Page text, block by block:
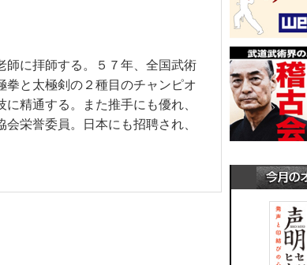
師に拝師する。５７年、全国武術
と太極剣の２種目のチャンピオ
精通する。また推手にも優れ、
栄誉委員。日本にも招聘され、